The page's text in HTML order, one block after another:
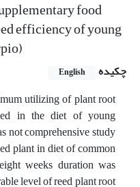
food
efficiency of young
چکیده English
utilizing of plant root
in the diet of young
not comprehensive study
plant in diet of common
weeks duration was
level of reed plant root